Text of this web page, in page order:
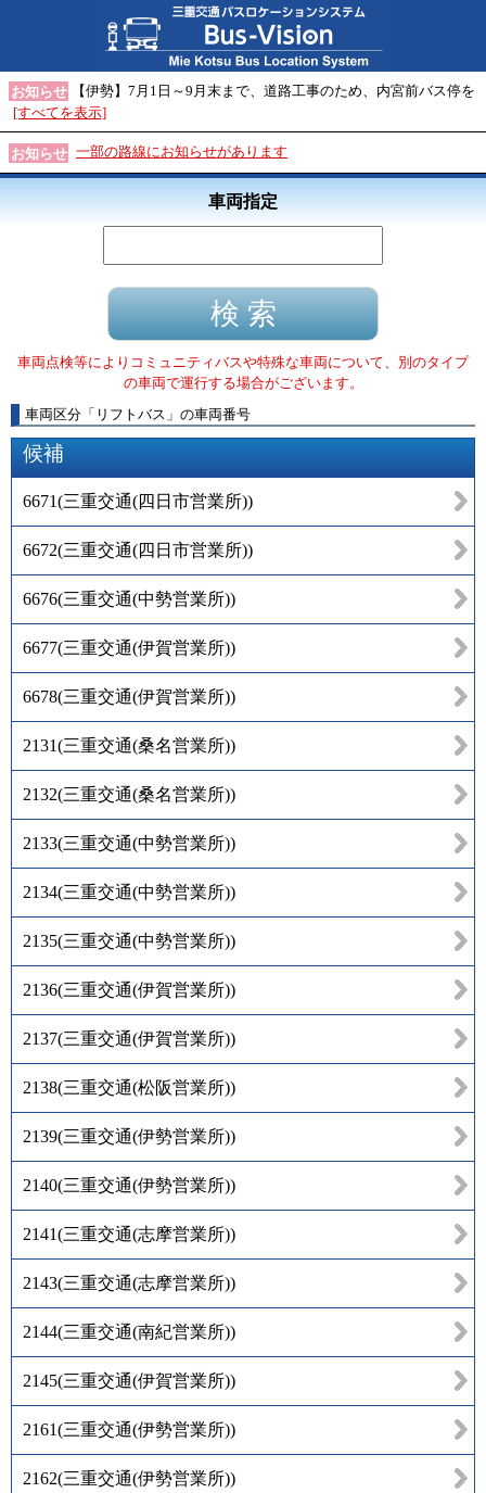
お知らせ
【伊勢】7月1日～9月末まで、道路工事のため、内宮前バス停を
[すべてを表示]
お知らせ 一部の路線にお知らせがあります
車両指定
車両点検等によりコミュニティバスや特殊な車両について、別のタイプ
の車両で運行する場合がございます。
車両区分 「 リフトバス 」 の車両番号
候補
6671(三重交通(四日市営業所))
6672(三重交通(四日市営業所))
6676(三重交通(中勢営業所))
6677(三重交通(伊賀営業所))
6678(三重交通(伊賀営業所))
2131(三重交通(桑名営業所))
2132(三重交通(桑名営業所))
2133(三重交通(中勢営業所))
2134(三重交通(中勢営業所))
2135(三重交通(中勢営業所))
2136(三重交通(伊賀営業所))
2137(三重交通(伊賀営業所))
2138(三重交通(松阪営業所))
2139(三重交通(伊勢営業所))
2140(三重交通(伊勢営業所))
2141(三重交通(志摩営業所))
2143(三重交通(志摩営業所))
2144(三重交通(南紀営業所))
2145(三重交通(伊賀営業所))
2161(三重交通(伊勢営業所))
2162(三重交通(伊勢営業所))